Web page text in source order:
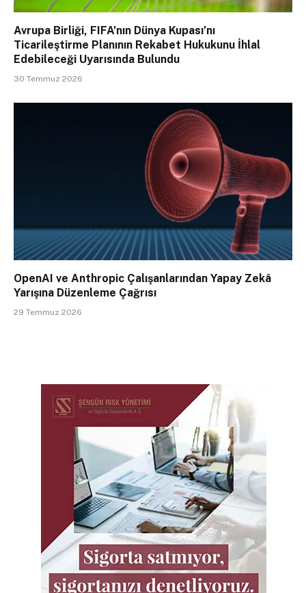
Avrupa Birliği, FIFA’nın Dünya Kupası’nı
Ticarileştirme Planının Rekabet Hukukunu İhlal
Edebileceği Uyarısında Bulundu
30 Temmuz 2026
OpenAI ve Anthropic Çalışanlarından Yapay Zekâ
Yarışına Düzenleme Çağrısı
29 Temmuz 2026